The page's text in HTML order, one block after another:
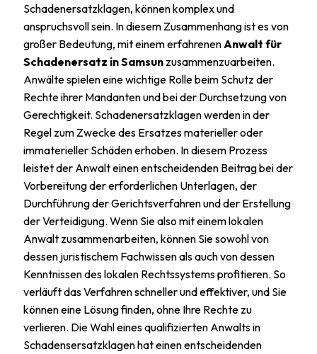
Schadenersatzklagen, können komplex und
anspruchsvoll sein. In diesem Zusammenhang ist es von
großer Bedeutung, mit einem erfahrenen Anwalt für
Schadenersatz in Samsun zusammenzuarbeiten.
Anwälte spielen eine wichtige Rolle beim Schutz der
Rechte ihrer Mandanten und bei der Durchsetzung von
Gerechtigkeit. Schadenersatzklagen werden in der
Regel zum Zwecke des Ersatzes materieller oder
immaterieller Schäden erhoben. In diesem Prozess
leistet der Anwalt einen entscheidenden Beitrag bei der
Vorbereitung der erforderlichen Unterlagen, der
Durchführung der Gerichtsverfahren und der Erstellung
der Verteidigung. Wenn Sie also mit einem lokalen
Anwalt zusammenarbeiten, können Sie sowohl von
dessen juristischem Fachwissen als auch von dessen
Kenntnissen des lokalen Rechtssystems profitieren. So
verläuft das Verfahren schneller und effektiver, und Sie
können eine Lösung finden, ohne Ihre Rechte zu
verlieren. Die Wahl eines qualifizierten Anwalts in
Schadensersatzklagen hat einen entscheidenden